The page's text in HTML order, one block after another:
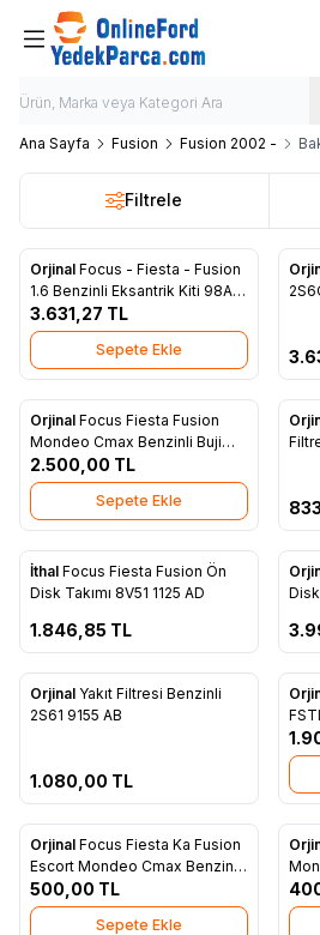
Ana Sayfa Fusion Fusion 2002 -
Filtrele
Favorilere Ekle
Orjinal Focus - Fiesta - Fusion
1.6 Benzinli Eksantrik Kiti 98AB
6K288 AA
3.631,27 TL
Sepete Ekle
Tükendi
Favorilere Ekle
Orjinal Focus Fiesta Fusion
Mondeo Cmax Benzinli Buji
Kablo Tk. YS6F 12280 A1A
2.500,00 TL
Sepete Ekle
Tükendi
Favorilere Ekle
İthal Focus Fiesta Fusion Ön
Disk Takımı 8V51 1125 AD
1.846,85 TL
Tükendi
Favorilere Ekle
Orjinal Yakıt Filtresi Benzinli
2S61 9155 AB
1.080,00 TL
FSTL
Favorilere Ekle
Orjinal Focus Fiesta Ka Fusion
Escort Mondeo Cmax Benzinli
Yağ Filtresi 978M 6714 B7A
500,00 TL
Sepete Ekle
Connect Yağ